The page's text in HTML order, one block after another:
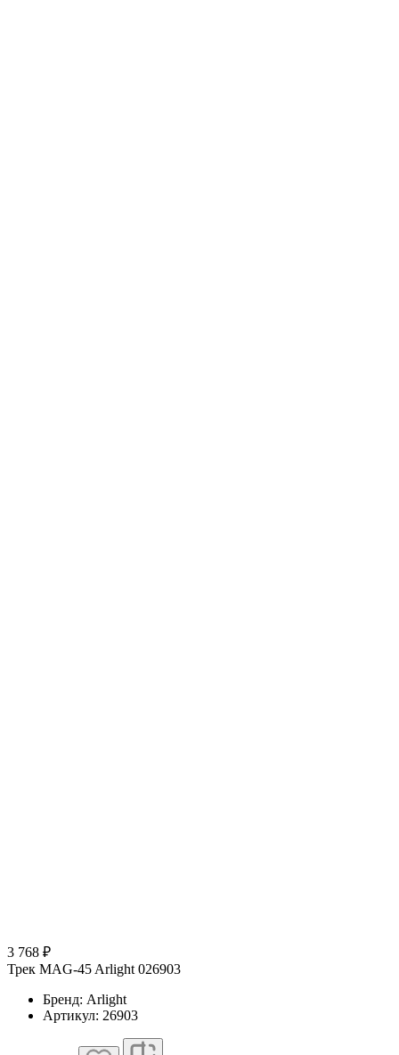
3 768 ₽
Трек MAG-45 Arlight 026903
Бренд: Arlight
Артикул: 26903